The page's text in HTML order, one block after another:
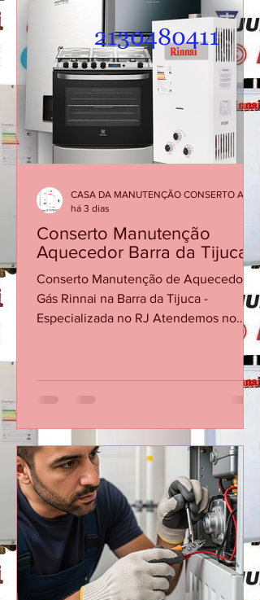
Conserto Manutenção
Aquecedor Barra da Tijuca
Conserto Manutenção de Aquecedor a
30480411 AVENIDA DAS AMÉRICAS
aquecedores Rinnai são reconhecidos
pela qualidade e eficiência, mas, como
qualquer equipamento, precisam de
manutenção periódica para garantir
segurança, economia de gás e bom
desempenho. Quando o aparelho
apresenta dificuldade para acender,
desliga durante o banho, oscila a
há 3 dias